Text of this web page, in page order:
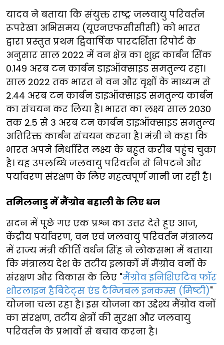
यादव ने बताया कि संयुक्त राष्ट्र जलवायु परिवर्तन
रूपरेखा अभिसमय (यूएनएफसीसीसी) को भारत
द्वारा प्रस्तुत प्रथम द्विवार्षिक पारदर्शिता रिपोर्ट के
अनुसार साल 2022 में वन क्षेत्र का शुद्ध कार्बन सिंक
0.149 अरब टन कार्बन डाइऑक्साइड समतुल्य रहा।
साल 2022 तक भारत ने वन और वृक्षों के माध्यम से
2.44 अरब टन कार्बन डाइऑक्साइड समतुल्य कार्बन
का संचयन कर लिया है। भारत का लक्ष्य साल 2030
तक 2.5 से 3 अरब टन कार्बन डाइऑक्साइड समतुल्य
अतिरिक्त कार्बन संचयन करना है। मंत्री ने कहा कि
भारत अपने निर्धारित लक्ष्य के बहुत करीब पहुंच चुका
है। यह उपलब्धि जलवायु परिवर्तन से निपटने और
पर्यावरण संरक्षण के लिए महत्वपूर्ण मानी जा रही है।
तमिलनाडु में मैंग्रोव बहाली के लिए धन
सदन में पूछे गए एक प्रश्न का उत्तर देते हुए आज,
केंद्रीय पर्यावरण, वन एवं जलवायु परिवर्तन मंत्रालय
में राज्य मंत्री कीर्ति वर्धन सिंह ने लोकसभा में बताया
कि मंत्रालय देश के तटीय इलाकों में मैंग्रोव वनों के
संरक्षण और विकास के लिए "मैंग्रोव इनिशिएटिव फॉर
शोरलाइन हैबिटेट्स एंड टैन्जिबल इनकम्स (मिष्टी)"
योजना चला रहा है। इस योजना का उद्देश्य मैंग्रोव वनों
का संरक्षण, तटीय क्षेत्रों की सुरक्षा और जलवायु
परिवर्तन के प्रभावों से बचाव करना है।